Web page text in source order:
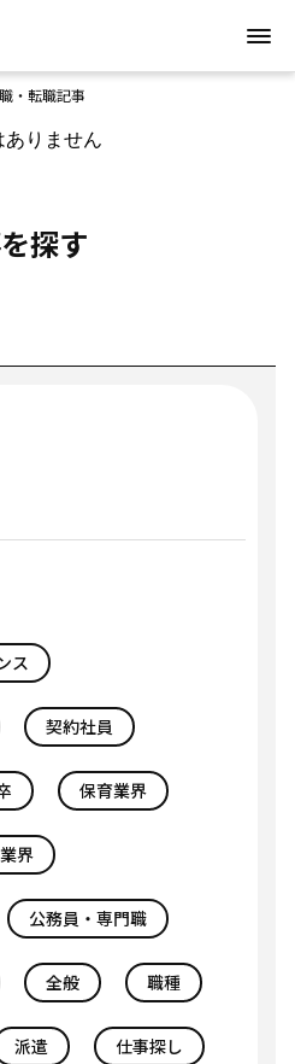
・転職記事
ありません
探す
ス
契約社員
保育業界
界
公務員・専門職
全般 職種
派遣 仕事探し